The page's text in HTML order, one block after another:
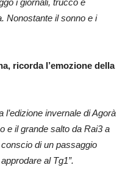
i giornali, trucco e
Nonostante il sonno e i
ricorda l’emozione della
l’edizione invernale di Agorà
e il grande salto da Rai3 a
di un passaggio
al Tg1”.